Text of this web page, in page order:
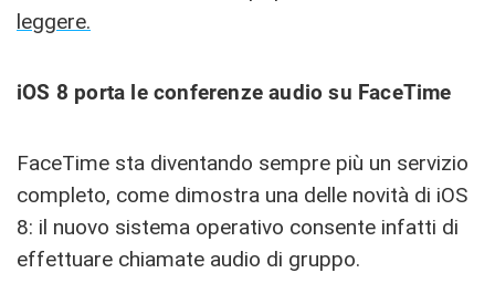
leggere.
iOS 8 porta le conferenze audio su FaceTime
FaceTime sta diventando sempre più un servizio
completo, come dimostra una delle novità di iOS
8: il nuovo sistema operativo consente infatti di
effettuare chiamate audio di gruppo.